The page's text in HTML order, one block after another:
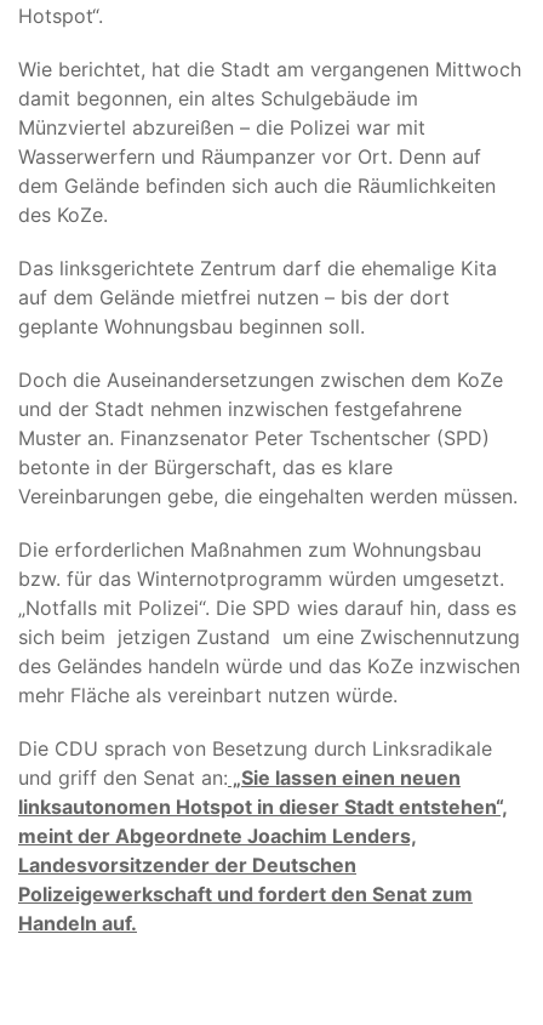
Hotspot“.
Wie berichtet, hat die Stadt am vergangenen Mittwoch
damit begonnen, ein altes Schulgebäude im
Münzviertel abzureißen – die Polizei war mit
Wasserwerfern und Räumpanzer vor Ort. Denn auf
dem Gelände befinden sich auch die Räumlichkeiten
des KoZe.
Das linksgerichtete Zentrum darf die ehemalige Kita
auf dem Gelände mietfrei nutzen – bis der dort
geplante Wohnungsbau beginnen soll.
Doch die Auseinandersetzungen zwischen dem KoZe
und der Stadt nehmen inzwischen festgefahrene
Muster an. Finanzsenator Peter Tschentscher (SPD)
betonte in der Bürgerschaft, das es klare
Vereinbarungen gebe, die eingehalten werden müssen.
Die erforderlichen Maßnahmen zum Wohnungsbau
bzw. für das Winternotprogramm würden umgesetzt.
„Notfalls mit Polizei“. Die SPD wies darauf hin, dass es
sich beim jetzigen Zustand um eine Zwischennutzung
des Geländes handeln würde und das KoZe inzwischen
mehr Fläche als vereinbart nutzen würde.
Die CDU sprach von Besetzung durch Linksradikale
und griff den Senat an: „Sie lassen einen neuen
linksautonomen Hotspot in dieser Stadt entstehen“,
meint der Abgeordnete Joachim Lenders,
Landesvorsitzender der Deutschen
Polizeigewerkschaft und fordert den Senat zum
Handeln auf.